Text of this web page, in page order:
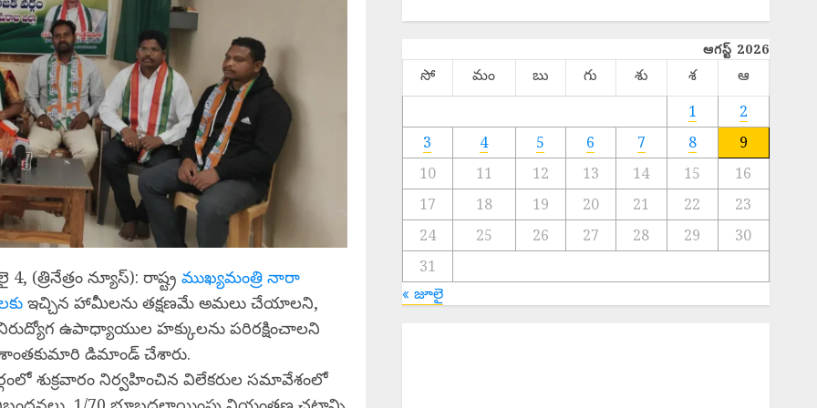
(త్రినేత్రం న్యూస్): రాష్ట్ర ముఖ్యమంత్రి నారా
ఇచ్చిన హామీలను తక్షణమే అమలు చేయాలని,
ఉపాధ్యాయుల హక్కులను పరిరక్షించాలని
శాంతకుమారి డిమాండ్ చేశారు.
శుక్రవారం నిర్వహించిన విలేకరుల సమావేశంలో
ఆగస్ట్ 2026
సో మం బు గు శు శ
ఆ
1
2
3
4 5 6 7 8
9
10
11 12 13 14 15
16
17
18 19 20 21 22
23
24
25 26 27 28 29
30
31
« జూలై